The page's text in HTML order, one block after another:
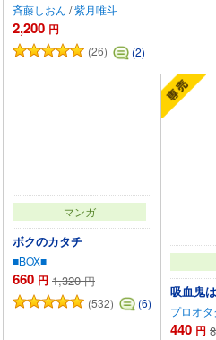
斉藤しおん /紫月唯斗
2,200 円
(26) (2)
マンガ
ボクのカタチ
■BOX■
660 円 1,320 円
(532)
(6)
吸血鬼
プロオ
440 円